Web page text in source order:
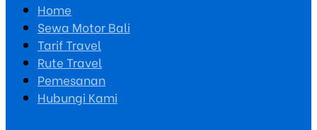
Home
Sewa Motor Bali
Tarif Travel
Rute Travel
Pemesanan
Hubungi Kami